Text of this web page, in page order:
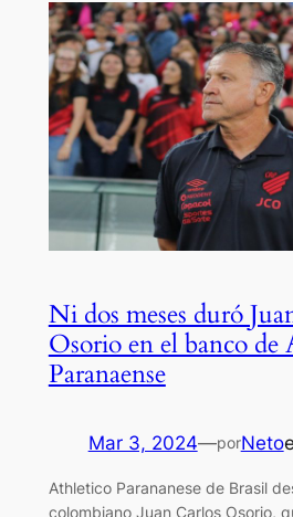
Ni dos meses duró
Osorio en el banco de
Paranaense
Mar 3, 2024—porNeto
Athletico Parananese de Brasil
colombiano Juan Carlos Osorio,